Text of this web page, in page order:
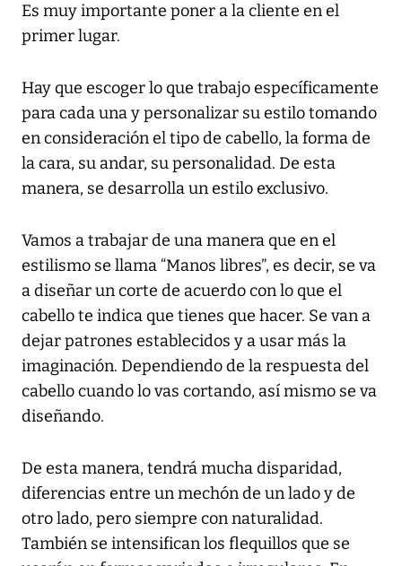
Es muy importante poner a la cliente en el
primer lugar.
Hay que escoger lo que trabajo específicamente
para cada una y personalizar su estilo tomando
en consideración el tipo de cabello, la forma de
la cara, su andar, su personalidad. De esta
manera, se desarrolla un estilo exclusivo.
Vamos a trabajar de una manera que en el
estilismo se llama “Manos libres”, es decir, se va
a diseñar un corte de acuerdo con lo que el
cabello te indica que tienes que hacer. Se van a
dejar patrones establecidos y a usar más la
imaginación. Dependiendo de la respuesta del
cabello cuando lo vas cortando, así mismo se va
diseñando.
De esta manera, tendrá mucha disparidad,
diferencias entre un mechón de un lado y de
otro lado, pero siempre con naturalidad.
También se intensifican los flequillos que se